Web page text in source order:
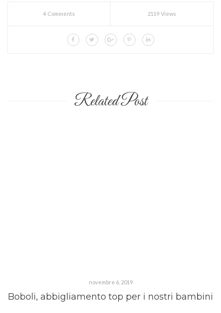
4 Comments 2119 Views
Related Post
novembre 6, 2019
Boboli, abbigliamento top per i nostri bambini